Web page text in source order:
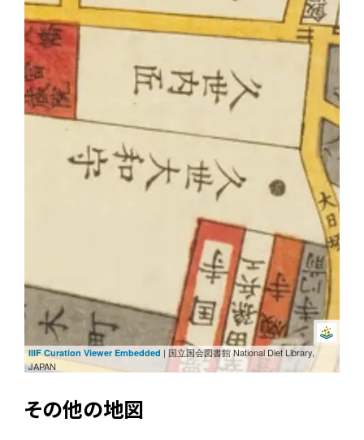
-
IIIF Curation Viewer Embedded | 国立国会図書館 National Diet Library,
JAPAN
その他の地図